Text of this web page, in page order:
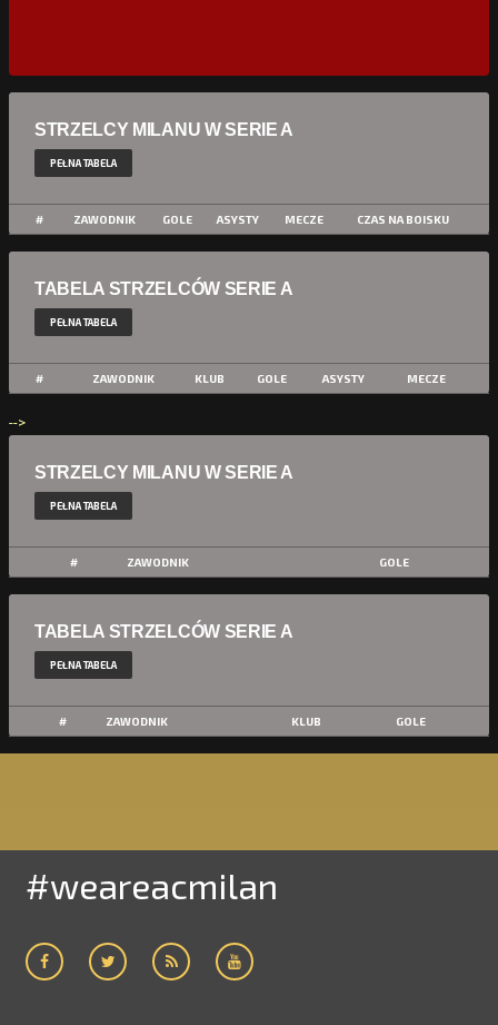
STRZELCY MILANU W SERIE A
PEŁNA TABELA
# ZAWODNIK GOLE ASYSTY MECZE CZAS NA BOISKU
TABELA STRZELCÓW SERIE A
PEŁNA TABELA
# ZAWODNIK KLUB GOLE ASYSTY MECZE
-->
STRZELCY MILANU W SERIE A
PEŁNA TABELA
# ZAWODNIK GOLE
TABELA STRZELCÓW SERIE A
PEŁNA TABELA
# ZAWODNIK KLUB GOLE
#weareacmilan